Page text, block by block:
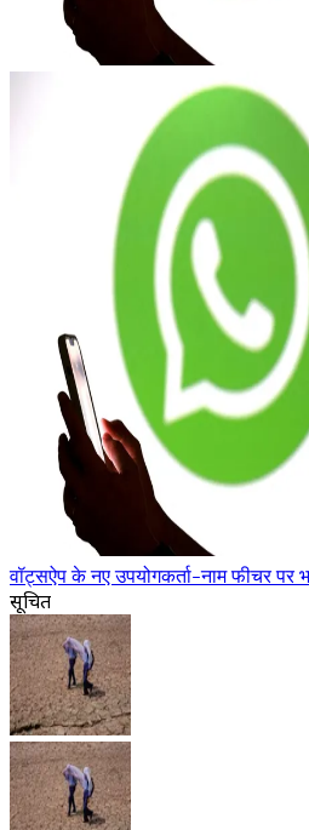
वॉट्सऐप के नए उपयोगकर्ता-नाम फीचर पर
सूचित